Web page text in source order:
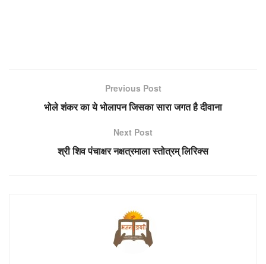
Previous Post
भोले शंकर का ये भोलापन जिसका सारा जगत है दीवाना
Next Post
श्री शिव पंचाक्षर नक्षत्रमाला स्तोत्रम् लिरिक्स